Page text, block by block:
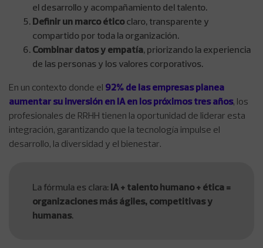
el desarrollo y acompañamiento del talento.
Definir un marco éticoclaro, transparente y
compartido por toda la organización.
Combinar datos y empatía, priorizando la experiencia
de las personas y los valores corporativos.
En un contexto donde el 92% de las empresas planea
aumentar su inversión en IA en los próximos tres años, los
profesionales de RRHH tienen la oportunidad de liderar esta
integración, garantizando que la tecnología impulse el
desarrollo, la diversidad y el bienestar.
La fórmula es clara: IA + talento humano + ética =
organizaciones más ágiles, competitivas y
humanas.